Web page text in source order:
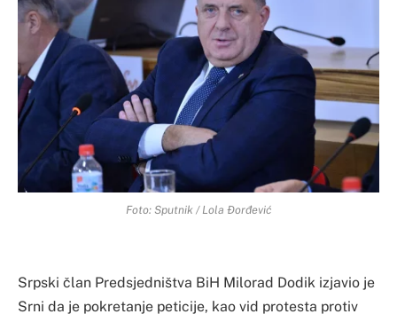
Foto: Sputnik / Lola Đorđević
Srpski član Predsjedništva BiH Milorad Dodik izjavio je
Srni da je pokretanje peticije, kao vid protesta protiv